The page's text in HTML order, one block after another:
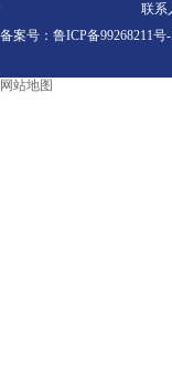
联系
备案号：鲁ICP备99268211号
网站地图